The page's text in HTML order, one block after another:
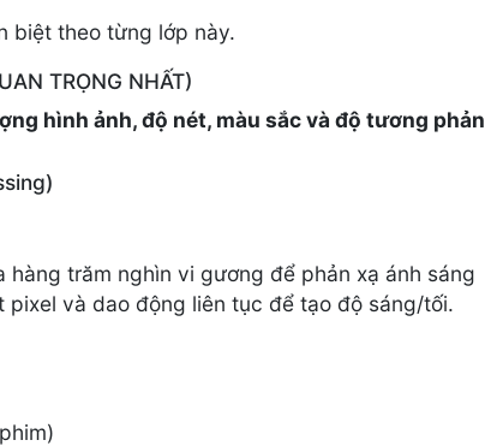
biệt theo từng lớp này.
TRỌNG NHẤT)
hình ảnh, độ nét, màu sắc và độ tương phản
hàng trăm nghìn vi gương để phản xạ ánh sáng
và dao động liên tục để tạo độ sáng/tối.